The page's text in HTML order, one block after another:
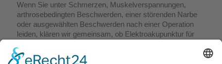
Wenn Sie unter Schmerzen, Muskelverspannungen,
arthrosebedingten Beschwerden, einer störenden Narbe
oder ausgewählten Beschwerden nach einer Operation
leiden, klären wir gemeinsam, ob Elektroakupunktur für
Auch innerhalb anderer TCM-Behandlungen kann die